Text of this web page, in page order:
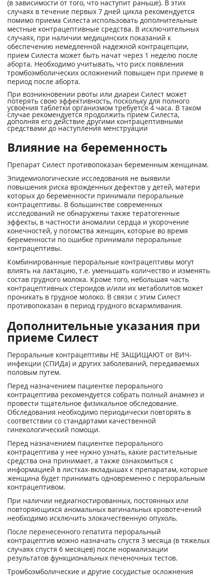
(в зависимости от того, что наступит раньше). В этих
случаях в течение первых 7 дней цикла рекомендуется
помимо приема Силеста использовать дополнительные
местные контрацептивные средства. В исключительных
случаях, при наличии медицинских показаний к
обеспечению немедленной надежной контрацепции,
прием Силеста может быть начат через 1 неделю после
аборта. Необходимо учитывать, что риск появления
тромбоэмболических осложнений повышен при приеме в
период после аборта.
При возникновении рвоты или диареи Силест может
потерять свою эффективность, поскольку для полного
усвоения таблетки организмом требуется 4 часа. В таком
случае рекомендуется продолжить прием Силеста,
дополняя его действие другими контрацептивными
средствами до наступления менструации
Влияние на беременность
Препарат Силест противопоказан беременным женщинам.
Эпидемиологические исследования не выявили
повышения риска врожденных дефектов у детей, матери
которых до беременности принимали пероральные
контрацептивы. В большинстве современных
исследований не обнаружены также тератогенные
эффекты, в частности аномалии сердца и укорочение
конечностей, у потомства женщин, которые во время
беременности по ошибке принимали пероральные
контрацептивы.
Комбинированные пероральные контрацептивы могут
влиять на лактацию, т.е. уменьшать количество и изменять
состав грудного молока. Кроме того, небольшая часть
контрацептивных стероидов и/или их метаболитов может
проникать в грудное молоко. В связи с этим Силест
противопоказан в период грудного вскармливания.
Дополнительные указания при
приеме Силест
Пероральные контрацептивы НЕ ЗАЩИЩАЮТ от ВИЧ-
инфекции (СПИДа) и других заболеваний, передаваемых
половым путем.
Перед назначением пациентке перорального
контрацептива рекомендуется собрать полный анамнез и
провести тщательное физикальное обследование.
Обследования необходимо периодически повторять в
соответствии со стандартами качественной
гинекологический помощи.
Перед назначением пациентке перорального
контрацептива у нее нужно узнать, какие растительные
средства она принимает, а также ознакомиться с
информацией в листках-вкладышах к препаратам, которые
женщина будет принимать одновременно с пероральным
контрацептивом.
При наличии недиагностированных, постоянных или
повторяющихся аномальных вагинальных кровотечений
необходимо исключить злокачественную опухоль.
После перенесенного гепатита пероральный
контрацептив можно назначать спустя 3 месяца (в тяжелых
случаях спустя 6 месяцев) после нормализации
результатов функциональных печеночных тестов.
Тромбоэмболические и другие сосудистые осложнения